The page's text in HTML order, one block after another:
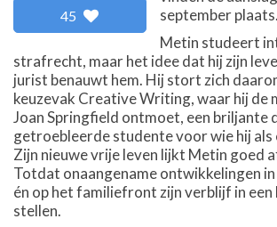
45
september plaats.
Metin studeert
strafrecht, maar het idee dat hij zijn
jurist benauwt hem. Hij stort zich
keuzevak Creative Writing, waar hij de
Joan Springfield ontmoet, een briljante
getroebleerde studente voor wie hij als
Zijn nieuwe vrije leven lijkt Metin goed
Totdat onaangename ontwikkelingen in
én op het familiefront zijn verblijf in een
stellen.